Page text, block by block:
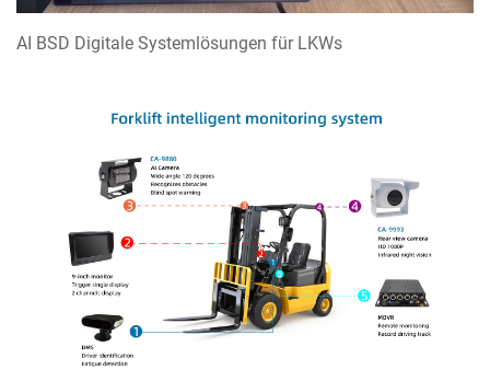
AI BSD Digitale Systemlösungen für LKWs